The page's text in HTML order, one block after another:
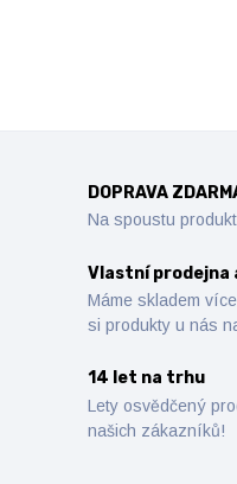
DOPRAVA
Na spoustu
Vlastní prodejna
Máme skladem
si produkty u nás
14 let na trhu
Lety osvědčený
našich zákazníků!